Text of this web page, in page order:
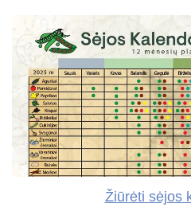
Žiūrėti sėjos